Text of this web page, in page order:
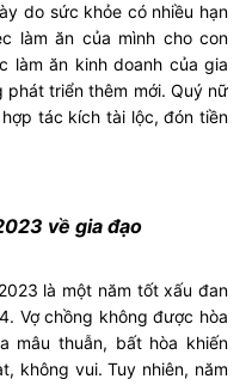
do sức khỏe có nhiều hạn
làm ăn của mình cho con
làm ăn kinh doanh của gia
triển thêm mới. Quý nữ
tác kích tài lộc, đón tiền
về gia đạo
là một năm tốt xấu đan
Vợ chồng không được hòa
mâu thuẫn, bất hòa khiến
không vui. Tuy nhiên, năm